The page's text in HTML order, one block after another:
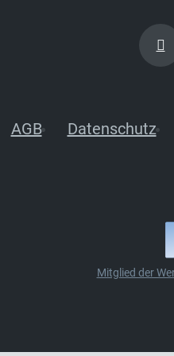
AGB Datenschutz
Mitglied der